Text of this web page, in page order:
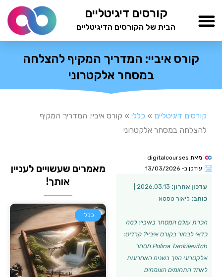
לתוכן
קורסים דיגיטליים
הבית של הקורסים הדיגיטליים
קורס איביי: המדריך המקיף להצלחה
במסחר אלקטרוני
קורסים דיגיטליים » כללי » קורס איביי: המדריך המקיף
להצלחה במסחר אלקטרוני
מאת
עודכן ב- 13/03/2026
עדכון אחרון:
כותב: ליאור טסטא
הכרת עולם המסחר באיביי: למה
כדאי לבחור בקורס איביי? קרדיט:
Polina Tankilevitch מסחר
אלקטרוני הפך בשנים האחרונות
לאחד התחומים הצומחים
מאמרים שעשויים לעניין
אותך!
כללי